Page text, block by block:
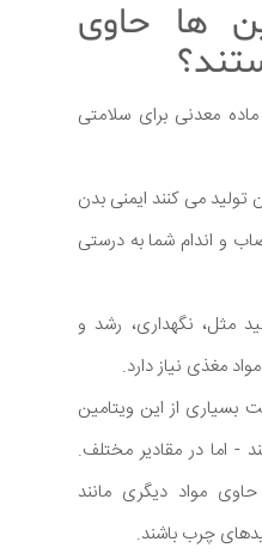
ها حاوی
سیزده ویتامین و حدود 15 ماده معدنی برای سلامتی
تولید می کنند ایمنی بدن
و اندام شما به درستی
مثل، نگهداری، رشد و
مغذی نیاز دارد.
بسیاری از این ویتامین
- اما در مقادیر مختلف.
مواد دیگری مانند
چرب باشند.